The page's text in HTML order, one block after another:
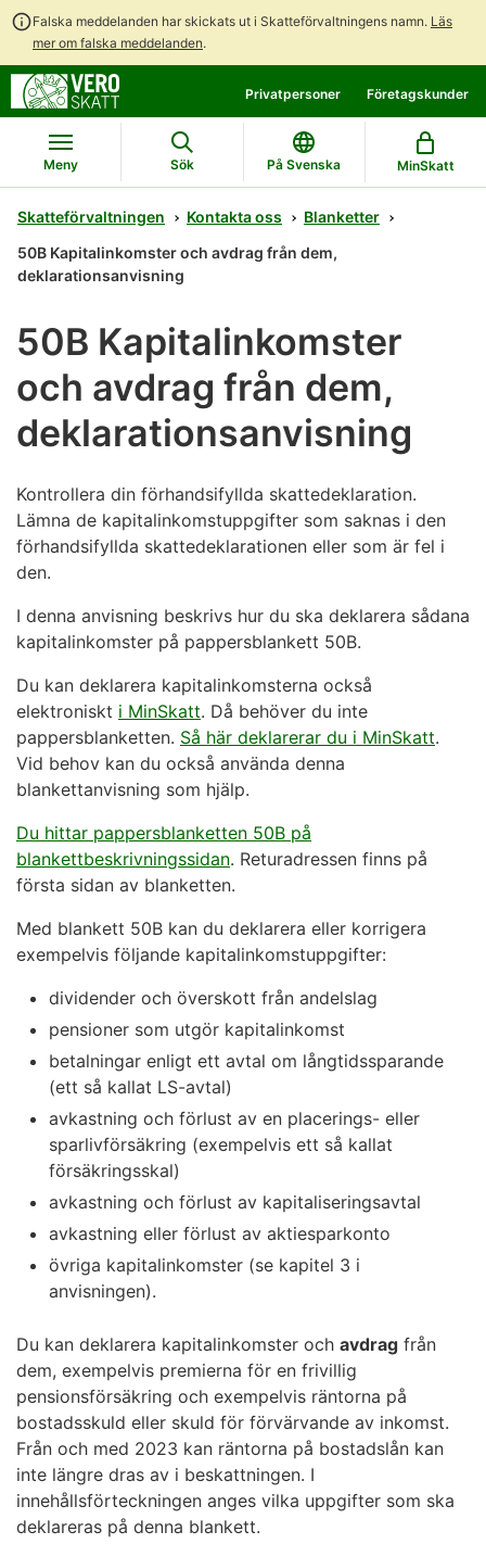
Falska meddelanden har skickats ut i Skatteförvaltningens namn. Läs
mer om falska meddelanden.
direkt
till
innehållet
till
hela
webbplatsens
sökning
Privatpersoner Företagskunder
Meny Sök På Svenska MinSkatt
Skatteförvaltningen Kontakta oss
Blanketter
50B Kapitalinkomster och avdrag från dem,
deklarationsanvisning
50B Kapitalinkomster
och avdrag från dem,
deklarationsanvisning
Kontrollera din förhandsifyllda skattedeklaration.
Lämna de kapitalinkomstuppgifter som saknas i den
förhandsifyllda skattedeklarationen eller som är fel i
den.
I denna anvisning beskrivs hur du ska deklarera sådana
kapitalinkomster på pappersblankett 50B.
Du kan deklarera kapitalinkomsterna också
elektroniskt i MinSkatt. Då behöver du inte
pappersblanketten. Så här deklarerar du i MinSkatt.
Vid behov kan du också använda denna
blankettanvisning som hjälp.
Du hittar pappersblanketten 50B på
blankettbeskrivningssidan. Returadressen finns på
första sidan av blanketten.
Med blankett 50B kan du deklarera eller korrigera
exempelvis följande kapitalinkomstuppgifter:
dividender och överskott från andelslag
pensioner som utgör kapitalinkomst
betalningar enligt ett avtal om långtidssparande
(ett så kallat LS-avtal)
avkastning och förlust av en placerings- eller
sparlivförsäkring (exempelvis ett så kallat
försäkringsskal)
avkastning och förlust av kapitaliseringsavtal
avkastning eller förlust av aktiesparkonto
övriga kapitalinkomster (se kapitel 3 i
anvisningen).
Du kan deklarera kapitalinkomster och avdrag från
dem, exempelvis premierna för en frivillig
pensionsförsäkring och exempelvis räntorna på
bostadsskuld eller skuld för förvärvande av inkomst.
Från och med 2023 kan räntorna på bostadslån kan
inte längre dras av i beskattningen. I
innehållsförteckningen anges vilka uppgifter som ska
deklareras på denna blankett.